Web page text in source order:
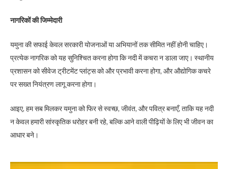
नागरिकों की जिम्मेदारी
यमुना की सफाई केवल सरकारी योजनाओं या अभियानों तक सीमित नहीं होनी चाहिए।
प्रत्येक नागरिक को यह सुनिश्चित करना होगा कि नदी में कचरा न डाला जाए। स्थानीय
प्रशासन को सीवेज ट्रीटमेंट प्लांट्स को और प्रभावी करना होगा, और औद्योगिक कचरे
पर सख्त नियंत्रण लागू करना होगा।
आइए, हम सब मिलकर यमुना को फिर से स्वच्छ, जीवंत, और पवित्र बनाएँ, ताकि यह नदी
न केवल हमारी सांस्कृतिक धरोहर बनी रहे, बल्कि आने वाली पीढ़ियों के लिए भी जीवन का
आधार बने।